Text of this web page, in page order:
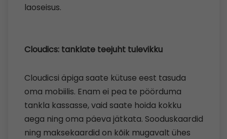
laoseisus.
Cloudics: tanklate teejuht tulevikku
Cloudicsi äpiga saate kütuse eest tasuda
oma mobiilis. Enam ei pea te pöörduma
tankla kassasse, vaid saate hoida kokku
aega ning oma päeva jätkata. Sooduskaardid
ning maksekaardid on kõik mugavalt ühes